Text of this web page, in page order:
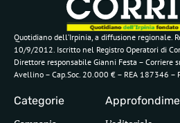
Quotidiano dell’Irpinia, a diffusione regionale.
10/9/2012. Iscritto nel Registro Operatori di
Direttore responsabile Gianni Festa –
Avellino – Cap.Soc. 20.000 € – REA 187346 –
Categorie